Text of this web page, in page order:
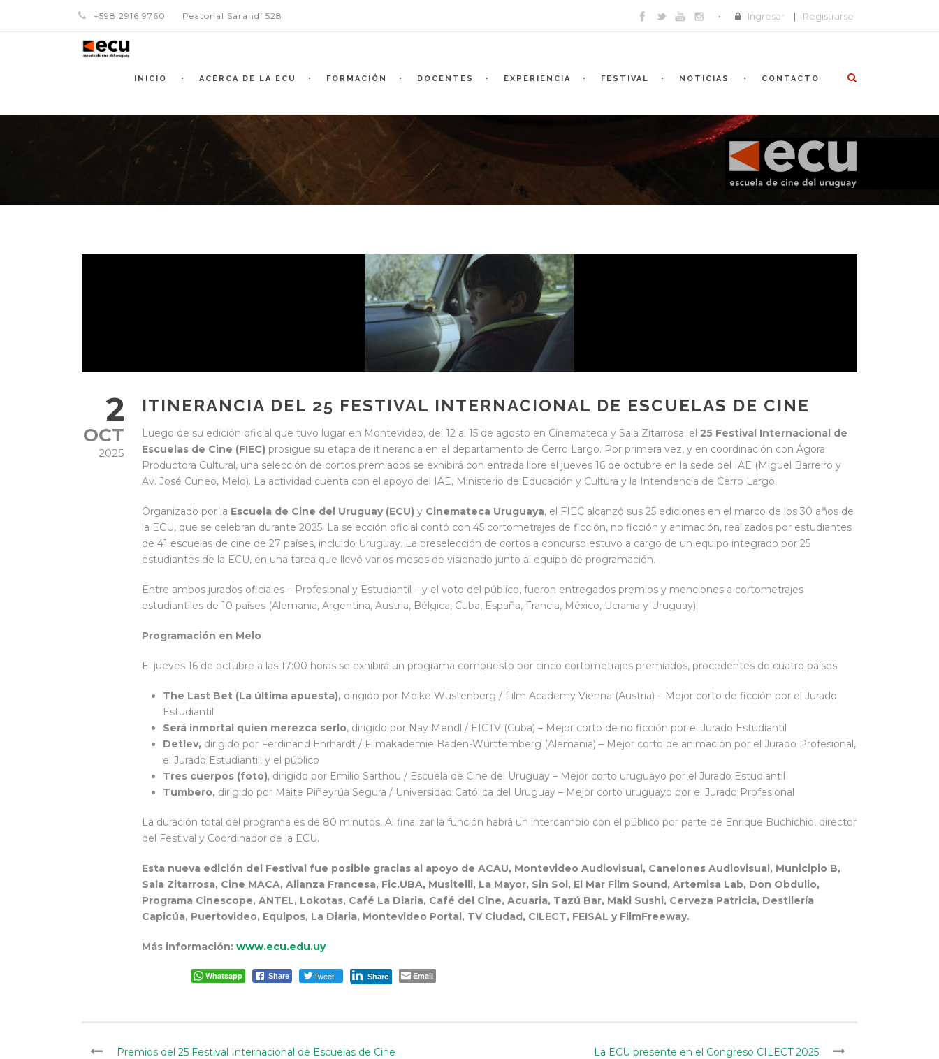
+598 2916 9760 Peatonal Sarandí 528 Ingresar | Registrarse
INICIO ACERCA DE LA ECU FORMACIÓN DOCENTES EXPERIENCIA FESTIVAL NOTICIAS CONTACTO
2
OCT
2025
ITINERANCIA DEL 25 FESTIVAL INTERNACIONAL DE ESCUELAS DE CINE
Luego de su edición oficial que tuvo lugar en Montevideo, del 12 al 15 de agosto en Cinemateca y Sala Zitarrosa, el 25 Festival Internacional de
Escuelas de Cine (FIEC) prosigue su etapa de itinerancia en el departamento de Cerro Largo. Por primera vez, y en coordinación con Ágora
Productora Cultural, una selección de cortos premiados se exhibirá con entrada libre el jueves 16 de octubre en la sede del IAE (Miguel Barreiro y
Av. José Cuneo, Melo). La actividad cuenta con el apoyo del IAE, Ministerio de Educación y Cultura y la Intendencia de Cerro Largo.
Organizado por la Escuela de Cine del Uruguay (ECU) y Cinemateca Uruguaya, el FIEC alcanzó sus 25 ediciones en el marco de los 30 años de
la ECU, que se celebran durante 2025. La selección oficial contó con 45 cortometrajes de ficción, no ficción y animación, realizados por estudiantes
de 41 escuelas de cine de 27 países, incluido Uruguay. La preselección de cortos a concurso estuvo a cargo de un equipo integrado por 25
estudiantes de la ECU, en una tarea que llevó varios meses de visionado junto al equipo de programación.
Entre ambos jurados oficiales – Profesional y Estudiantil – y el voto del público, fueron entregados premios y menciones a cortometrajes
estudiantiles de 10 países (Alemania, Argentina, Austria, Bélgica, Cuba, España, Francia, México, Ucrania y Uruguay).
Programación en Melo
El jueves 16 de octubre a las 17:00 horas se exhibirá un programa compuesto por cinco cortometrajes premiados, procedentes de cuatro países:
The Last Bet (La última apuesta), dirigido por Meike Wüstenberg / Film Academy Vienna (Austria) – Mejor corto de ficción por el Jurado
Estudiantil
Será inmortal quien merezca serlo, dirigido por Nay Mendl / EICTV (Cuba) – Mejor corto de no ficción por el Jurado Estudiantil
Detlev, dirigido por Ferdinand Ehrhardt / Filmakademie Baden-Württemberg (Alemania) – Mejor corto de animación por el Jurado Profesional,
el Jurado Estudiantil, y el público
Tres cuerpos (foto), dirigido por Emilio Sarthou / Escuela de Cine del Uruguay – Mejor corto uruguayo por el Jurado Estudiantil
Tumbero, dirigido por Maite Piñeyrúa Segura / Universidad Católica del Uruguay – Mejor corto uruguayo por el Jurado Profesional
La duración total del programa es de 80 minutos. Al finalizar la función habrá un intercambio con el público por parte de Enrique Buchichio, director
del Festival y Coordinador de la ECU.
Esta nueva edición del Festival fue posible gracias al apoyo de ACAU, Montevideo Audiovisual, Canelones Audiovisual, Municipio B,
Sala Zitarrosa, Cine MACA, Alianza Francesa, Fic.UBA, Musitelli, La Mayor, Sin Sol, El Mar Film Sound, Artemisa Lab, Don Obdulio,
Programa Cinescope, ANTEL, Lokotas, Café La Diaria, Café del Cine, Acuaria, Tazú Bar, Maki Sushi, Cerveza Patricia, Destilería
Capicúa, Puertovideo, Equipos, La Diaria, Montevideo Portal, TV Ciudad, CILECT, FEISAL y FilmFreeway.
Más información: www.ecu.edu.uy
Whatsapp Share Tweet Share Email
Premios del 25 Festival Internacional de Escuelas de Cine La ECU presente en el Congreso CILECT 2025